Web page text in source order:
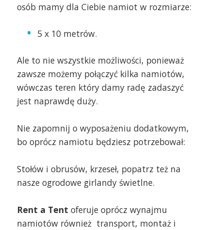
osób mamy dla Ciebie namiot w rozmiarze:
5 x 10 metrów.
Ale to nie wszystkie możliwości, ponieważ
zawsze możemy połączyć kilka namiotów,
wówczas teren który damy radę zadaszyć
jest naprawdę duży.
Nie zapomnij o wyposażeniu dodatkowym,
bo oprócz namiotu będziesz potrzebował:
Stołów i obrusów, krzeseł, popatrz też na
nasze ogrodowe girlandy świetlne.
Rent a Tent oferuje oprócz wynajmu
namiotów również transport, montaż i